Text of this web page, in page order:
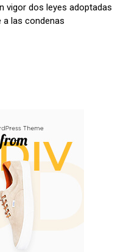
vigor dos leyes adoptadas
a las condenas